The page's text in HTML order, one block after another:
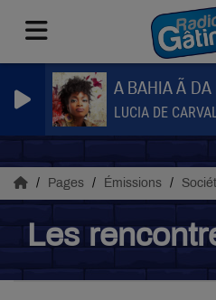
A BAHIA Ã
LUCIA DE
Pages Émissions
Les